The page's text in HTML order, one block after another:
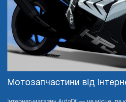
Мотозапчастини від